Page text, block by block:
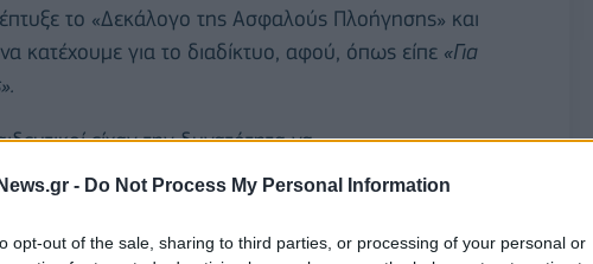
- Do Not Process My Personal Information
opt-out of the sale, sharing to third parties, or processing of your personal or
το «Δεκάλογο της Ασφαλούς Πλοήγησης» και
κατέχουμε για το διαδίκτυο, αφού, όπως είπε «Για
είχαν την δυνατότητα να
χρόνο το πόσο εύκολο είναι κάποιος να
mail, των λογαριασμών τους στο facebook και τα
ναπροστατευτούν από χάκερς. Έμαθαν,